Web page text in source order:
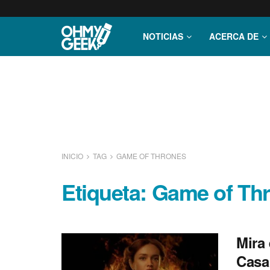
NOTICIAS ACERCA DE
INICIO TAG GAME OF THRONES
Etiqueta: Game of
Mira